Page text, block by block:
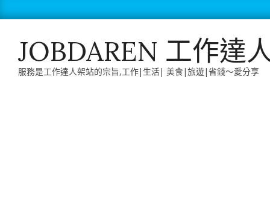
to
JOBDAREN 工作達
服務是工作達人架站的宗旨,工作|生活| 美食|旅遊|省錢～愛分享